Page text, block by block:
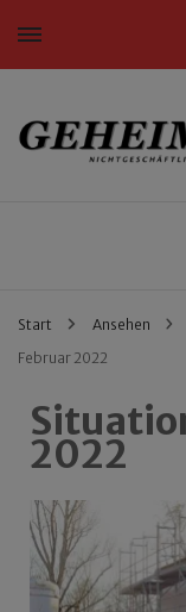
Nichtgeschäftliche
Start Ansehen
Februar 2022
2022